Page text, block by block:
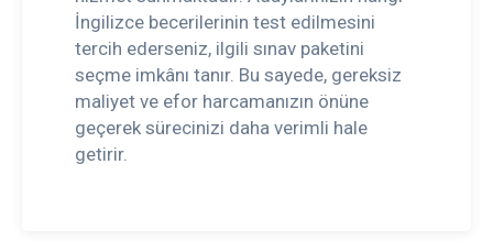
İngilizce becerilerinin test edilmesini
tercih ederseniz, ilgili sınav paketini
seçme imkânı tanır. Bu sayede, gereksiz
maliyet ve efor harcamanızın önüne
geçerek sürecinizi daha verimli hale
getirir.